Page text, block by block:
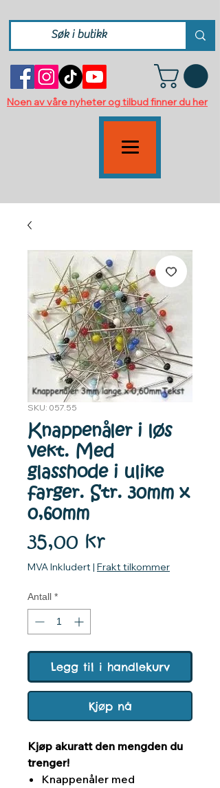
Noen av våre nyheter og tilbud finner du her
SKU: 057.55
Knappenåler i løs
vekt. Med
glasshode i ulike
farger. Str. 30mm x
0,60mm
35,00 krPris
MVA Inkludert | Frakt tilkommer
Antall *
Legg til i handlekurv
Kjøp nå
Kjøp akuratt den mengden du
trenger!
Knappenåler med